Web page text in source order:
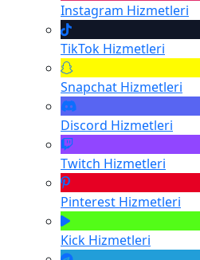
Instagram Hizmetleri
TikTok Hizmetleri
Snapchat Hizmetleri
Discord Hizmetleri
Twitch Hizmetleri
Pinterest Hizmetleri
Kick Hizmetleri